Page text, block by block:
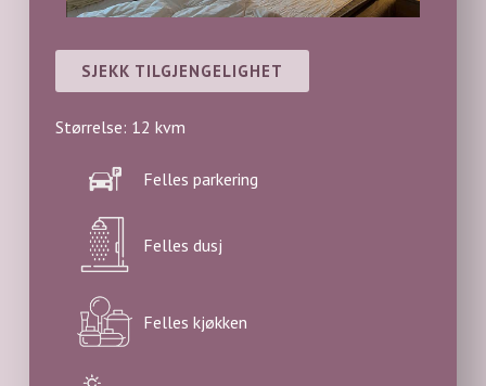
SJEKK TILGJENGELIGHET
Størrelse: 12 kvm
Felles parkering
Felles dusj
Felles kjøkken